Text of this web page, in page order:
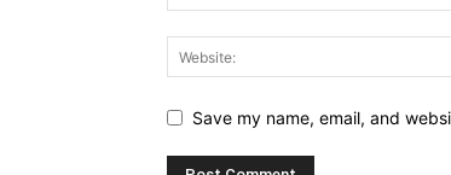
Save my name, email, and